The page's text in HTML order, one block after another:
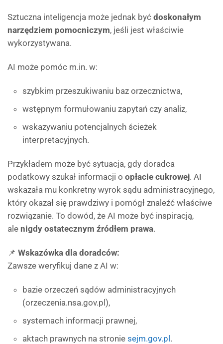
Sztuczna inteligencja może jednak być doskonałym
narzędziem pomocniczym, jeśli jest właściwie
wykorzystywana.
AI może pomóc m.in. w:
szybkim przeszukiwaniu baz orzecznictwa,
wstępnym formułowaniu zapytań czy analiz,
wskazywaniu potencjalnych ścieżek
interpretacyjnych.
Przykładem może być sytuacja, gdy doradca
podatkowy szukał informacji o opłacie cukrowej. AI
wskazała mu konkretny wyrok sądu administracyjnego,
który okazał się prawdziwy i pomógł znaleźć właściwe
rozwiązanie. To dowód, że AI może być inspiracją,
ale nigdy ostatecznym źródłem prawa.
📌 Wskazówka dla doradców:
Zawsze weryfikuj dane z AI w:
bazie orzeczeń sądów administracyjnych
(orzeczenia.nsa.gov.pl),
systemach informacji prawnej,
aktach prawnych na stronie sejm.gov.pl .